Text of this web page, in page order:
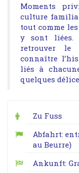
Moments
culture
tout comme
y sont liées.
retrouver le
connaître
liés à
quelques
Zu Fuss
Abfahrt:
au Beurre)
Ankunft: